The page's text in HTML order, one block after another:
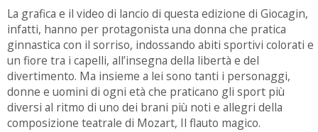
La grafica e il video di lancio di questa edizione di Giocagin,
infatti, hanno per protagonista una donna che pratica
ginnastica con il sorriso, indossando abiti sportivi colorati e
un fiore tra i capelli, all’insegna della libertà e del
divertimento. Ma insieme a lei sono tanti i personaggi,
donne e uomini di ogni età che praticano gli sport più
diversi al ritmo di uno dei brani più noti e allegri della
composizione teatrale di Mozart, Il flauto magico.